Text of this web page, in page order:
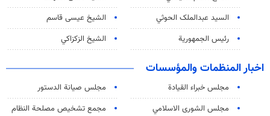
السید عبدالملک الحوثي
الشيخ عيسى قاسم
رئيس الجمهورية
الشيخ الزكزاكي
اخبار المنظمات والمؤسسات
مجلس خبراء القيادة
مجلس صيانة الدستور
مجلس الشورى الاسلامي
مجمع تشخيص مصلحة النظام